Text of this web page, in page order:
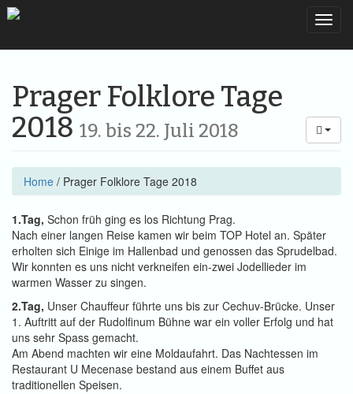
Prager Folklore Tage
2018 19. bis 22. Juli 2018
Home / Prager Folklore Tage 2018
1.Tag, Schon früh ging es los Richtung Prag.
Nach einer langen Reise kamen wir beim TOP Hotel an. Später
erholten sich Einige im Hallenbad und genossen das Sprudelbad.
Wir konnten es uns nicht verkneifen ein-zwei Jodellieder im
warmen Wasser zu singen.
2.Tag, Unser Chauffeur führte uns bis zur Cechuv-Brücke. Unser
1. Auftritt auf der Rudolfinum Bühne war ein voller Erfolg und hat
uns sehr Spass gemacht.
Am Abend machten wir eine Moldaufahrt. Das Nachtessen im
Restaurant U Mecenase bestand aus einem Buffet aus
traditionellen Speisen.